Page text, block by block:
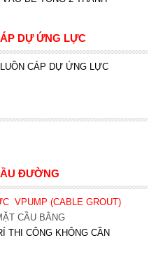
DỰ ỨNG LỰC
CÁP DỰ ỨNG LỰC
ĐƯỜNG
VPUMP (CABLE GROUT)
CẦU BẰNG
THI CÔNG KHÔNG CẦN